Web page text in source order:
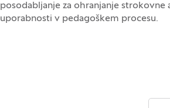
posodabljanje za ohranjanje strokovne
uporabnosti v pedagoškem procesu.